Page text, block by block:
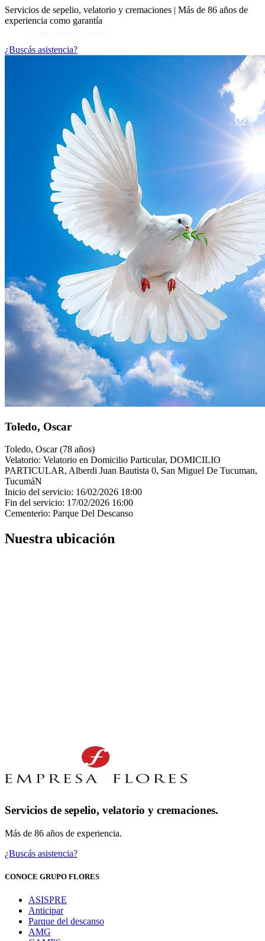
Servicios de sepelio, velatorio y cremaciones | Más de 86 años de
experiencia como garantía
Toggle Conocenos submenu
¿Buscás asistencia?
Toledo, Oscar
Toledo, Oscar (78 años)
Velatorio: Velatorio en Domicilio Particular, DOMICILIO
PARTICULAR, Alberdi Juan Bautista 0, San Miguel De Tucuman,
TucumáN
Inicio del servicio: 16/02/2026 18:00
Fin del servicio: 17/02/2026 16:00
Cementerio: Parque Del Descanso
Nuestra ubicación
Servicios de sepelio, velatorio y cremaciones.
Más de 86 años de experiencia.
¿Buscás asistencia?
CONOCE GRUPO FLORES
ASISPRE
Anticipar
Parque del descanso
AMG